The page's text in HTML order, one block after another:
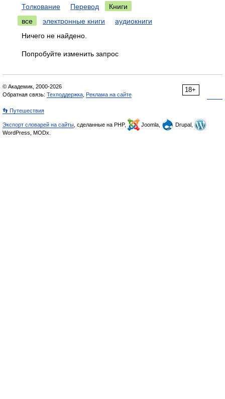
Толкование Перевод
Книги
все
электронные книги
аудиокниги
Ничего не найдено.
Попробуйте изменить запрос
18+
© Академик, 2000-2026
Обратная связь: Техподдержка Реклама на сайте
👣 Путешествия
Экспорт словарей на сайты , сделанные на PHP, Joomla,
Drupal,
WordPress, MODx.